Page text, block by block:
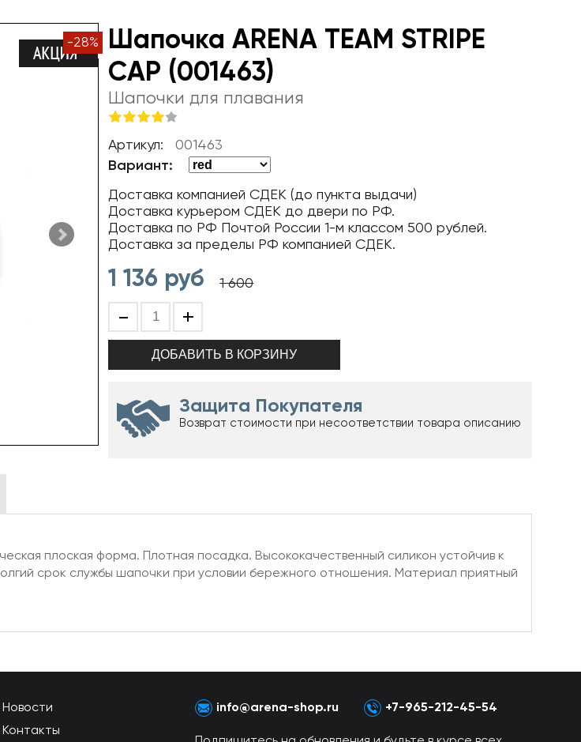
-28%
Шапочка ARENA TEAM STRIPE
CAP (001463)
Шапочки для плавания
Артикул: 001463
Вариант:
Доставка компанией СДЕК (до пункта выдачи)
Доставка курьером СДЕК до двери по РФ.
Доставка по РФ Почтой России 1-м классом 500 рублей.
Доставка за пределы РФ компанией СДЕК.
1 136 руб 1 600
- +
Защита Покупателя
Возврат стоимости при несоответствии товара описанию
плоская форма. Плотная посадка. Высококачественный силикон устойчив к
срок службы шапочки при условии бережного отношения. Материал приятный
Новости
Контакты
info@arena-shop.ru +7-965-212-45-54